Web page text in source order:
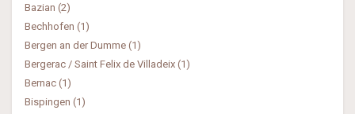
Bazian (2)
Bechhofen (1)
Bergen an der Dumme (1)
Bergerac / Saint Felix de Villadeix (1)
Bernac (1)
Bispingen (1)